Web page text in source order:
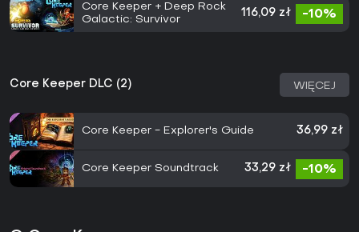
Core Keeper + Deep Rock
Galactic: Survivor
116,09 zł -10%
Core Keeper DLC (2) WIĘCEJ
Core Keeper - Explorer's Guide 36,99 zł
Core Keeper Soundtrack 33,29 zł -10%